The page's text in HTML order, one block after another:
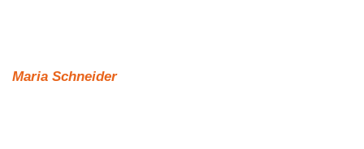
Maria Schneider